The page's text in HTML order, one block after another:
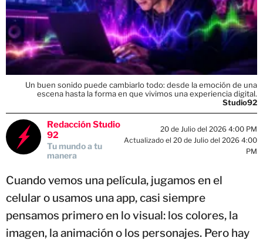
Un buen sonido puede cambiarlo todo: desde la emoción de una
escena hasta la forma en que vivimos una experiencia digital.
Studio92
Redacción Studio
92
Tu mundo a tu
manera
20 de Julio del 2026 4:00 PM
Actualizado el 20 de Julio del 2026 4:00
PM
Cuando vemos una película, jugamos en el
celular o usamos una app, casi siempre
pensamos primero en lo visual: los colores, la
imagen, la animación o los personajes. Pero hay